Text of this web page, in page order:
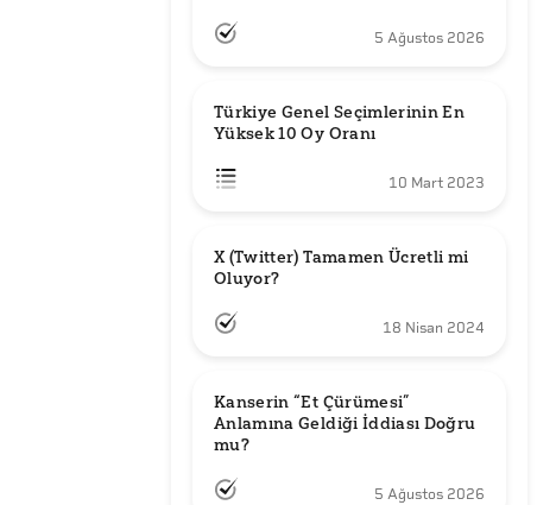
5 Ağustos 2026
Türkiye Genel Seçimlerinin En
Yüksek 10 Oy Oranı
10 Mart 2023
X (Twitter) Tamamen Ücretli mi
Oluyor?
18 Nisan 2024
Kanserin “Et Çürümesi”
Anlamına Geldiği İddiası Doğru
mu?
5 Ağustos 2026